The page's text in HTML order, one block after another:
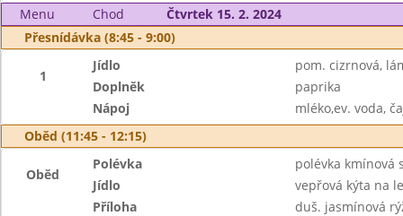
Menu
Chod
Čtvrtek 15. 2. 2024
Přesnídávka (8:45 - 9:00)
1
Jídlo
pom. cizrnová,
Doplněk
paprika
Nápoj
mléko,ev. voda,
Oběd (11:45 - 12:15)
Oběd
Polévka
polévka kmínová
Jídlo
vepřová kýta na
Příloha
duš. jasmínová